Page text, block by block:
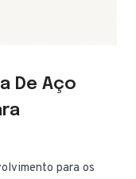
De Aço
para os